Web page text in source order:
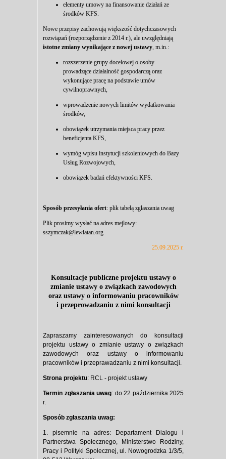
elementy umowy na finansowanie działań ze
środków KFS.
Nowe przepisy zachowują większość dotychczasowych
rozwiązań (rozporządzenie z 2014 r.), ale uwzględniają
istotne zmiany wynikające z nowej ustawy, m.in.:
rozszerzenie grupy docelowej o osoby
prowadzące działalność gospodarczą oraz
wykonujące pracę na podstawie umów
cywilnoprawnych,
wprowadzenie nowych limitów wydatkowania
środków,
obowiązek utrzymania miejsca pracy przez
beneficjenta KFS,
wymóg wpisu instytucji szkoleniowych do Bazy
Usług Rozwojowych,
obowiązek badań efektywności KFS.
Sposób przesyłania ofert: plik tabelą zgłaszania uwag
Plik prosimy wysłać na adres mejlowy:
sszymczak@lewiatan.org
25.09.2025 r.
Konsultacje publiczne projektu ustawy o
zmianie ustawy o związkach zawodowych
oraz ustawy o informowaniu pracowników
i przeprowadzaniu z nimi konsultacji
Zapraszamy zainteresowanych do konsultacji
projektu ustawy o zmianie ustawy o związkach
zawodowych oraz ustawy o informowaniu
pracowników i przeprawadzaniu z nimi konsultacji.
Strona projektu: RCL - projekt ustawy
Termin zgłaszania uwag: do 22 października 2025
r.
Sposób zgłaszania uwag:
1. pisemnie na adres: Departament Dialogu i
Partnerstwa Społecznego, Ministerstwo Rodziny,
Pracy i Polityki Społecznej, ul. Nowogrodzka 1/3/5,